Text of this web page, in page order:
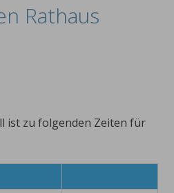
Rathaus
ist zu folgenden Zeiten für